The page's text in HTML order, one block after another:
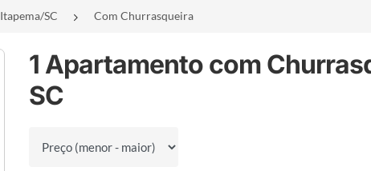
Itapema/SC Com Churrasqueira
1 Apartamento com
SC
Ordenar por